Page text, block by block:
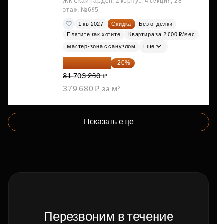
этаж, №695
1 кв 2027 Скидка
Без отделки
Платите как хотите
Квартира за 2 000 ₽/мес
Мастер-зона с санузлом Ещё
25 362 624 ₽ -20%
31 703 280 ₽
379 680 ₽ за м²
Показать еще
Перезвоним в течение